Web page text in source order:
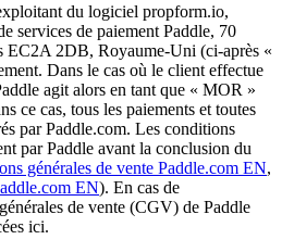
du logiciel propform.io,
services de paiement Paddle, 70
EC2A 2DB, Royaume-Uni (ci-après «
Dans le cas où le client effectue
agit alors en tant que « MOR »
ce cas, tous les paiements et toutes
par Paddle.com. Les conditions
par Paddle avant la conclusion du
générales de vente Paddle.com EN,
EN). En cas de
de vente (CGV) de Paddle
ici.